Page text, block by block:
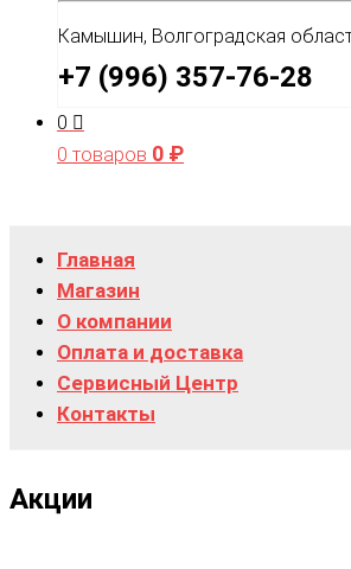
Камышин, Волгоградская
+7 (996) 357-76-28
0
0 товаров 0 ₽
Главная
Магазин
О компании
Оплата и доставка
Сервисный Центр
Контакты
Акции